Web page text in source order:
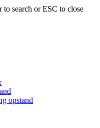
to search or ESC to close
opstand